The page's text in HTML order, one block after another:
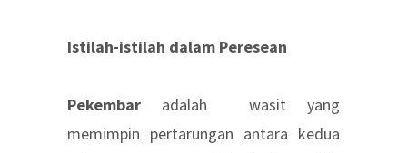
Istilah-istilah dalam Peresean
Pekembar adalah wasit yang
memimpin pertarungan antara kedua